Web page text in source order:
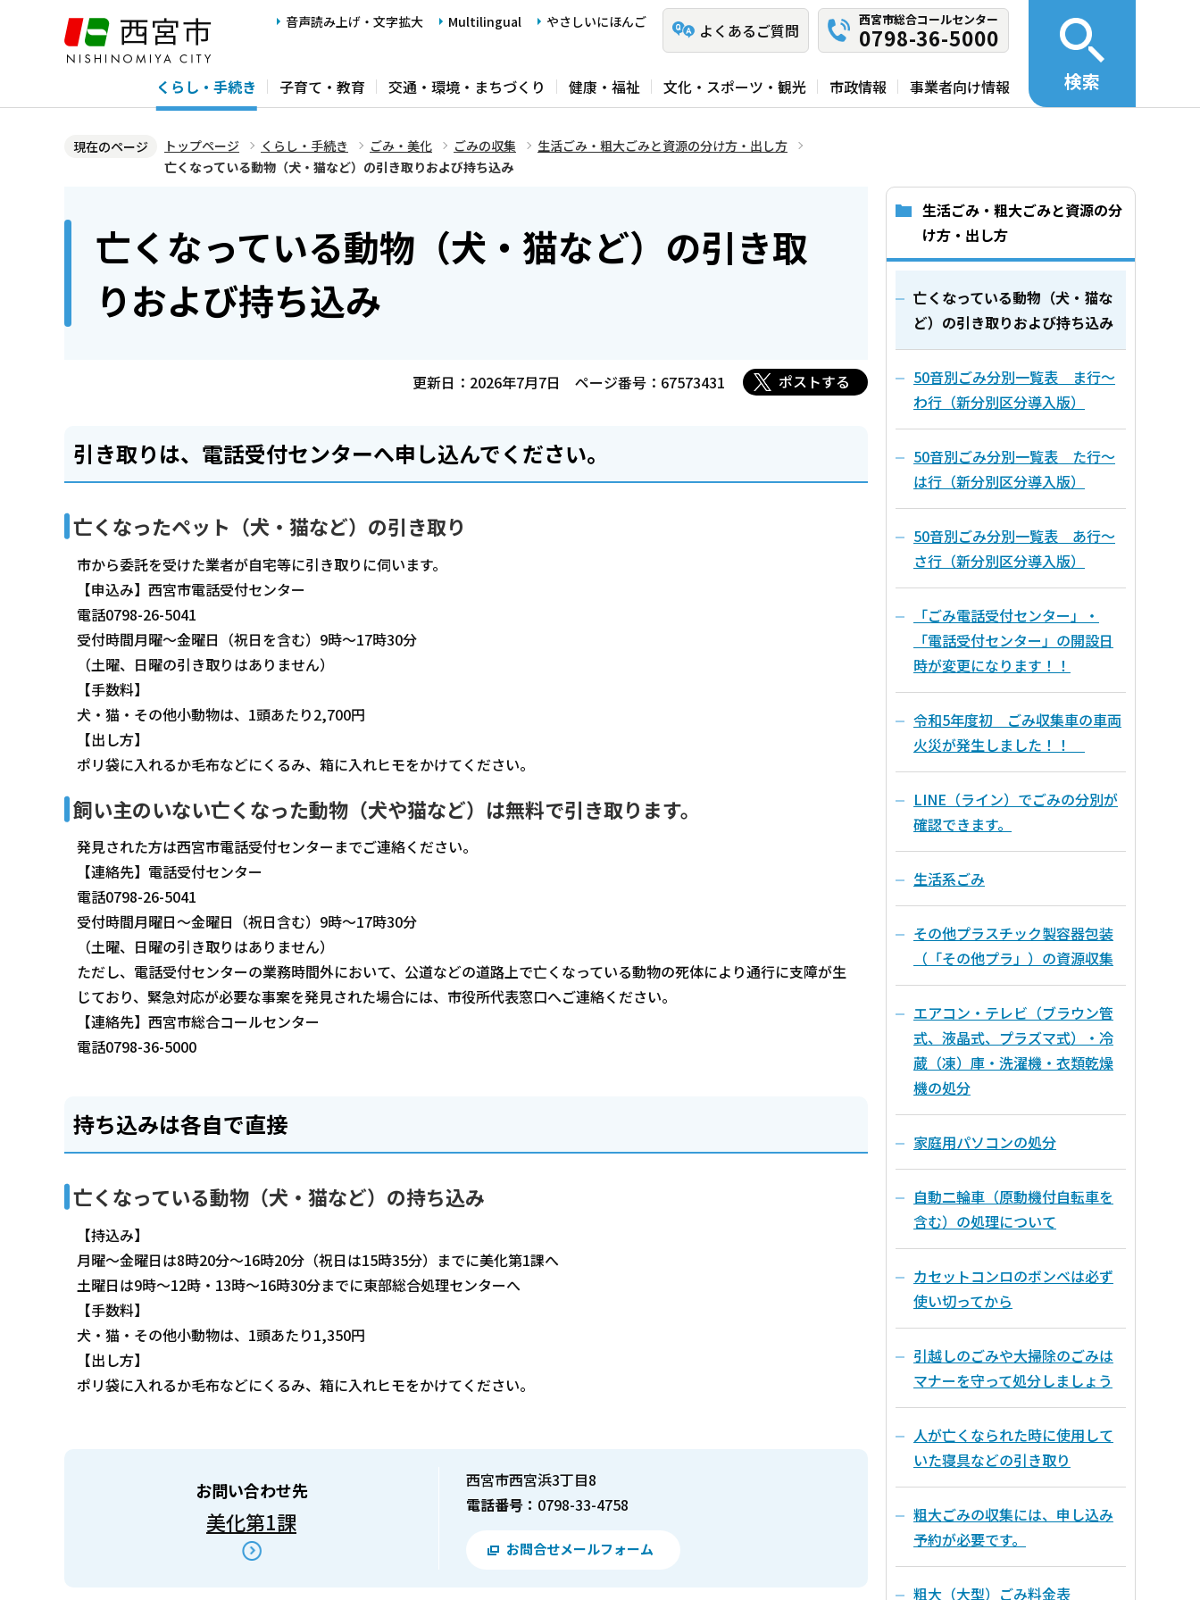
ジ
音声読み上げ・文字拡大 Multilingual やさしいにほんご よくあるご質問
西宮市総合コールセンター
0798-36-5000
くらし・手続き 子育て・教育 交通・環境・まちづくり 健康・福祉 文化・スポーツ・観光 市政情報 事業者向け情報 検索
現在のページ トップページ くらし・手続き ごみ・美化 ごみの収集
生活ごみ・粗大ごみと資源の分け方・出し方
亡くなっている動物（犬・猫など）の引き取りおよび持ち込み
亡くなっている動物（犬・猫など）の引き取
りおよび持ち込み
更新日：2026年7月7日 ページ番号：67573431 ポストする
引き取りは、電話受付センターへ申し込んでください。
亡くなったペット（犬・猫など）の引き取り
市から委託を受けた業者が自宅等に引き取りに伺います。
【申込み】西宮市電話受付センター
電話0798-26-5041
受付時間月曜～金曜日（祝日を含む）9時～17時30分
（土曜、日曜の引き取りはありません）
【手数料】
犬・猫・その他小動物は、1頭あたり2,700円
【出し方】
ポリ袋に入れるか毛布などにくるみ、箱に入れヒモをかけてください。
飼い主のいない亡くなった動物（犬や猫など）は無料で引き取ります。
発見された方は西宮市電話受付センターまでご連絡ください。
【連絡先】電話受付センター
電話0798-26-5041
受付時間月曜日～金曜日（祝日含む）9時～17時30分
（土曜、日曜の引き取りはありません）
ただし、電話受付センターの業務時間外において、公道などの道路上で亡くなっている動物の死体により通行に支障が生
じており、緊急対応が必要な事案を発見された場合には、市役所代表窓口へご連絡ください。
【連絡先】西宮市総合コールセンター
電話0798-36-5000
持ち込みは各自で直接
亡くなっている動物（犬・猫など）の持ち込み
【持込み】
月曜～金曜日は8時20分～16時20分（祝日は15時35分）までに美化第1課へ
土曜日は9時～12時・13時～16時30分までに東部総合処理センターへ
【手数料】
犬・猫・その他小動物は、1頭あたり1,350円
【出し方】
ポリ袋に入れるか毛布などにくるみ、箱に入れヒモをかけてください。
お問い合わせ先
美化第1課
西宮市西宮浜3丁目8
電話番号： 0798-33-4758
お問合せメールフォーム
生活ごみ・粗大ごみと資源の分
け方・出し方
亡くなっている動物（犬・猫な
ど）の引き取りおよび持ち込み
50音別ごみ分別一覧表 ま行～
わ行（新分別区分導入版）
50音別ごみ分別一覧表 た行～
は行（新分別区分導入版）
50音別ごみ分別一覧表 あ行～
さ行（新分別区分導入版）
「ごみ電話受付センター」・
「電話受付センター」の開設日
時が変更になります！！
令和5年度初 ごみ収集車の車両
火災が発生しました！！
LINE（ライン）でごみの分別が
確認できます。
生活系ごみ
その他プラスチック製容器包装
（「その他プラ」）の資源収集
エアコン・テレビ（ブラウン管
式、液晶式、プラズマ式）・冷
蔵（凍）庫・洗濯機・衣類乾燥
機の処分
家庭用パソコンの処分
自動二輪車（原動機付自転車を
含む）の処理について
カセットコンロのボンベは必ず
使い切ってから
引越しのごみや大掃除のごみは
マナーを守って処分しましょう
人が亡くなられた時に使用して
いた寝具などの引き取り
粗大ごみの収集には、申し込み
予約が必要です。
粗大（大型）ごみ料金表